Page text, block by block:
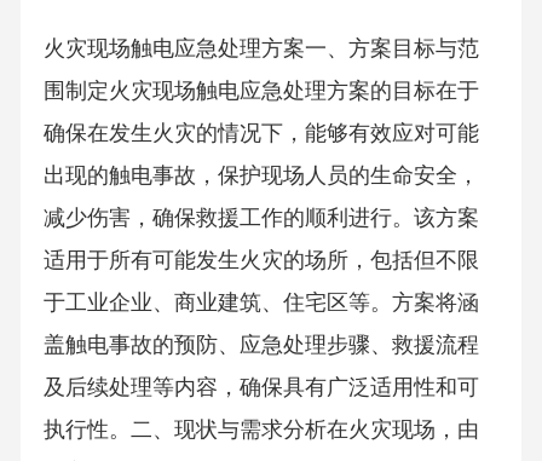
火灾现场触电应急处理方案一、方案目标与范
围制定火灾现场触电应急处理方案的目标在于
确保在发生火灾的情况下，能够有效应对可能
出现的触电事故，保护现场人员的生命安全，
减少伤害，确保救援工作的顺利进行。该方案
适用于所有可能发生火灾的场所，包括但不限
于工业企业、商业建筑、住宅区等。方案将涵
盖触电事故的预防、应急处理步骤、救援流程
及后续处理等内容，确保具有广泛适用性和可
执行性。二、现状与需求分析在火灾现场，由